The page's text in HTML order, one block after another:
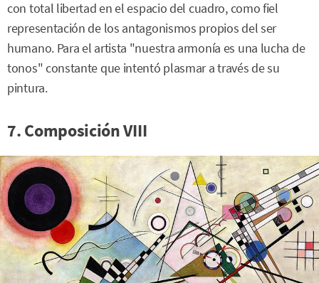
con total libertad en el espacio del cuadro, como fiel
representación de los antagonismos propios del ser
humano. Para el artista "nuestra armonía es una lucha de
tonos" constante que intentó plasmar a través de su
pintura.
7. Composición VIII